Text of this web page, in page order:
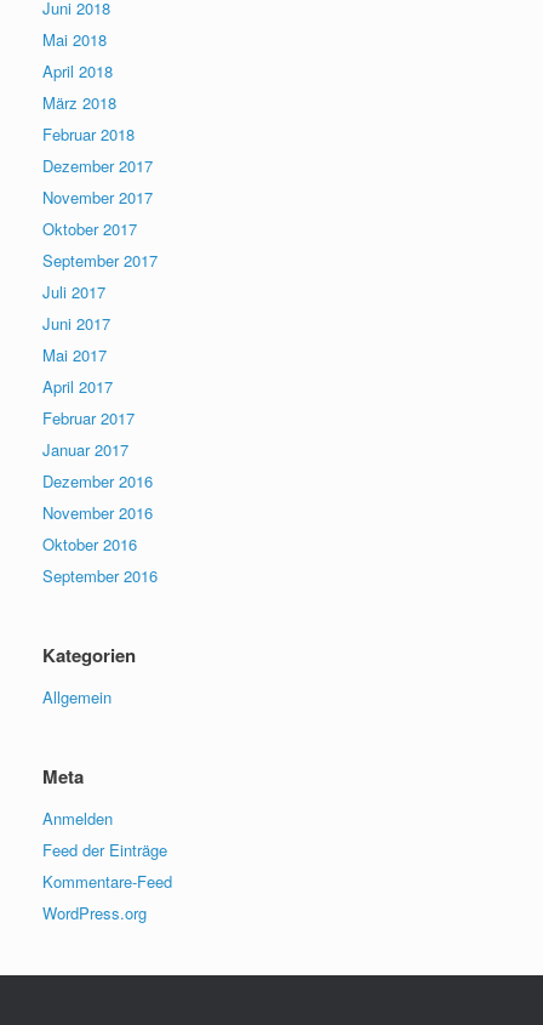
Juni 2018
Mai 2018
April 2018
März 2018
Februar 2018
Dezember 2017
November 2017
Oktober 2017
September 2017
Juli 2017
Juni 2017
Mai 2017
April 2017
Februar 2017
Januar 2017
Dezember 2016
November 2016
Oktober 2016
September 2016
Kategorien
Allgemein
Meta
Anmelden
Feed der Einträge
Kommentare-Feed
WordPress.org